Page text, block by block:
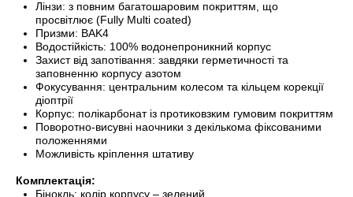
Лінзи: з повним багатошаровим покриттям, що
просвітлює (Fully Multi coated)
Призми: BAK4
Водостійкість: 100% водонепроникний корпус
Захист від запотівання: завдяки герметичності та
заповненню корпусу азотом
Фокусування: центральним колесом та кільцем корекції
діоптрії
Корпус: полікарбонат із протиковзким гумовим покриттям
Поворотно-висувні наочники з декількома фіксованими
положеннями
Можливість кріплення штативу
Комплектація:
Бінокль: колір корпусу – зелений